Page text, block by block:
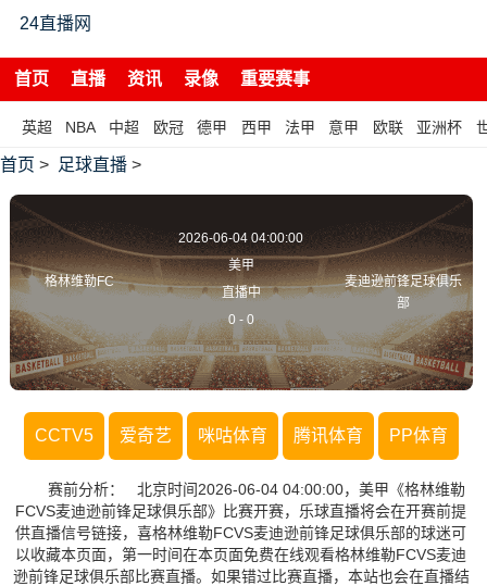
24直播网
首页 直播 资讯 录像 重要赛事
英超 NBA 中超 欧冠 德甲 西甲 法甲 意甲 欧联 亚洲杯
首页 > 足球直播 >
格林维勒FC
2026-06-04 04:00:00
美甲
直播中
0 - 0
麦迪逊前锋足球俱乐
部
CCTV5 爱奇艺 咪咕体育 腾讯体育 PP体育
赛前分析： 北京时间2026-06-04 04:00:00，美甲《格林维勒
FCVS麦迪逊前锋足球俱乐部》比赛开赛，乐球直播将会在开赛前提
供直播信号链接，喜格林维勒FCVS麦迪逊前锋足球俱乐部的球迷可
以收藏本页面，第一时间在本页面免费在线观看格林维勒FCVS麦迪
逊前锋足球俱乐部比赛直播。如果错过比赛直播，本站也会在直播结